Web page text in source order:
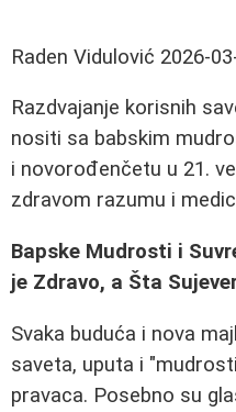
Raden Vidulović 2026-
Razdvajanje korisnih
nositi sa babskim
i novorođenčetu u 21.
zdravom razumu i
Bapske Mudrosti i
je Zdravo, a Šta
Svaka buduća i nova
saveta, uputa i
pravaca. Posebno su